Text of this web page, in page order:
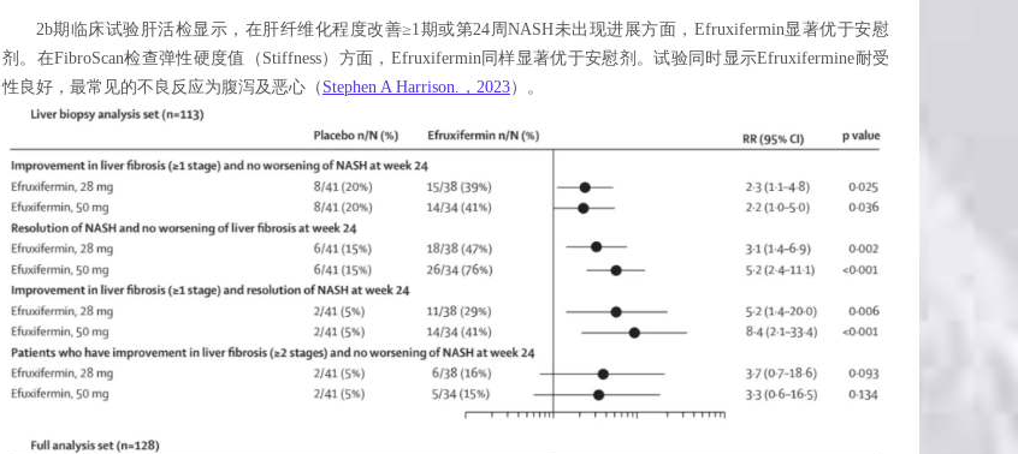
2b期临床试验肝活检显示，在肝纤维化程度改善≥1期或第24周NASH未出现进展方面，Efruxifermin显著优于安慰
剂。在FibroScan检查弹性硬度值（Stiffness）方面，Efruxifermin同样显著优于安慰剂。试验同时显示Efruxifermine耐受
性良好，最常见的不良反应为腹泻及恶心（ Stephen A Harrison.，2023）。